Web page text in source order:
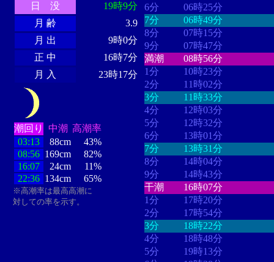
日 没
19時9分
月 齢
3.9
月 出
9時0分
正 中
16時7分
月 入
23時17分
潮回り 中潮 高潮率
03:13
88cm
43%
08:56 169cm
82%
16:07
24cm
11%
22:36 134cm 65%
※高潮率は最高高潮に
対しての率を示す。
6分
06時25分
7分
06時49分
8分
07時15分
9分
07時47分
満潮
08時56分
1分
10時23分
2分
11時02分
3分
11時33分
4分
12時03分
5分
12時32分
6分
13時01分
7分
13時31分
8分
14時04分
9分
14時43分
干潮
16時07分
1分
17時20分
2分
17時54分
3分
18時22分
4分
18時48分
5分
19時13分